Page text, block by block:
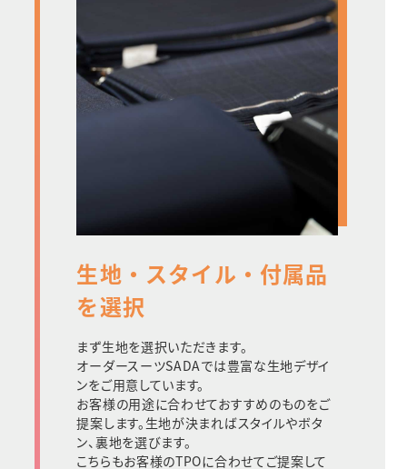
生地・スタイル・付属品
を選択
まず生地を選択いただきます。
オーダースーツSADAでは豊富な生地デザイ
ンをご用意しています。
お客様の用途に合わせておすすめのものをご
提案します。生地が決まればスタイルやボタ
ン、裏地を選びます。
こちらもお客様のTPOに合わせてご提案して